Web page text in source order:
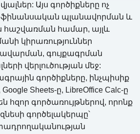
Այս գործիքները ոչ
ֆինանսական պլանավորման և
համար, այլև
կիրառություններ
գույքագրման
վերլուծության մեջ:
գործիքները, ինչպիսիք
Sheets-ը, LibreOffice Calc-ը
հզոր գործառույթներով, որոնք
գործելակերպը՝